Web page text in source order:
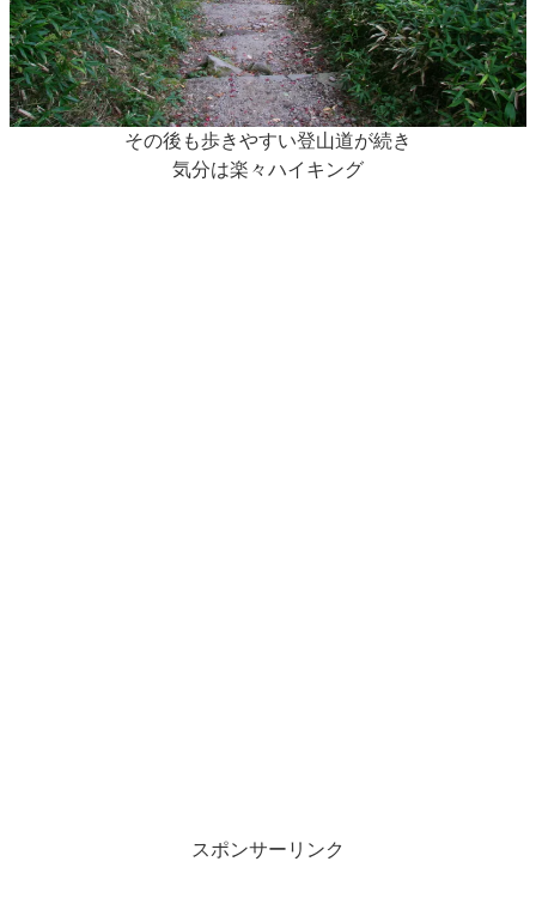
その後も歩きやすい登山道が続き
気分は楽々ハイキング
スポンサーリンク